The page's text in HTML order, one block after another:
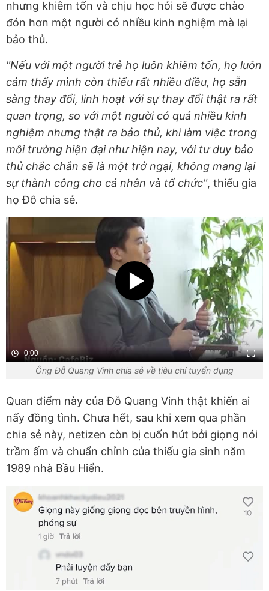
nhưng khiêm tốn và chịu học hỏi sẽ được chào
đón hơn một người có nhiều kinh nghiệm mà lại
bảo thủ.
"Nếu với một người trẻ họ luôn khiêm tốn, họ luôn
cảm thấy mình còn thiếu rất nhiều điều, họ sẵn
sàng thay đổi, linh hoạt với sự thay đổi thật ra rất
quan trọng, so với một người có quá nhiều kinh
nghiệm nhưng thật ra bảo thủ, khi làm việc trong
môi trường hiện đại như hiện nay, với tư duy bảo
thủ chắc chắn sẽ là một trở ngại, không mang lại
sự thành công cho cá nhân và tổ chức", thiếu gia
họ Đỗ chia sẻ.
0:00
Ông Đỗ Quang Vinh chia sẻ về tiêu chí tuyển dụng
Quan điểm này của Đỗ Quang Vinh thật khiến ai
nấy đồng tình. Chưa hết, sau khi xem qua phần
chia sẻ này, netizen còn bị cuốn hút bởi giọng nói
trầm ấm và chuẩn chỉnh của thiếu gia sinh năm
1989 nhà Bầu Hiển.